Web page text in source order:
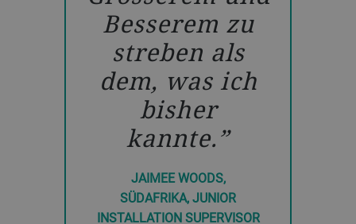
Besserem zu
streben als
dem, was ich
bisher
kannte.
JAIMEE WOODS,
SÜDAFRIKA, JUNIOR
INSTALLATION SUPERVISOR